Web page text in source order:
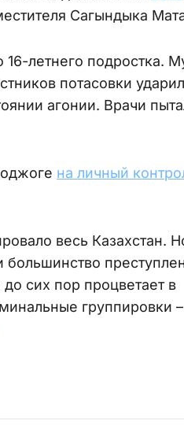
Сагындыка
16-летнего подростка.
потасовки
агонии. Врачи
на личный
весь Казахстан.
большинство
сих пор процветает в
группировки –